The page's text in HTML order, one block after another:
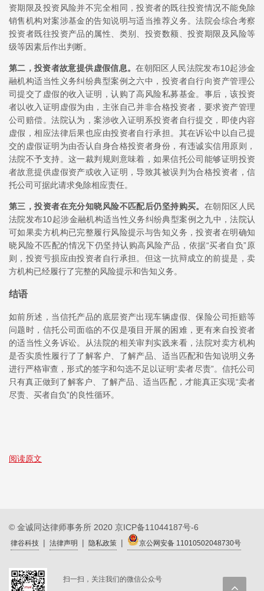
资期限及投资风险并不完全相同，投资者的既往投资情况不能免除
销售机构对案涉基金的告知说明与适当推荐义务。法院会综合考察
投资者既往投资产品的属性、类别、投资数额、投资期限及风险等
级等因素后作出判断。
第二，投资者故意提供虚假信息。在朝阳区人民法院发布10起涉金
融机构适当性义务纠纷典型案例之六中，投资者自行向资产管理公
司提交了虚假的收入证明，认购了高风险私募基金。事后，该投资
者以收入证明虚假为由，主张自己并非合格投资者，要求资产管理
公司赔偿。法院认为，案涉收入证明系投资者自行提交，即使内容
虚假，相应法律后果也应由投资者自行承担。其在诉讼中以自己提
交的虚假证明为由否认自身合格投资者身份，有违诚实信用原则，
法院不予支持。这一裁判规则意味着，如果信托公司能够证明投资
者故意提供虚假资产或收入证明，导致其被误判为合格投资者，信
托公司可据此请求免除相应责任。
第三，投资者在充分知晓风险不匹配后仍坚持购买。 在朝阳区人民
法院发布10起涉金融机构适当性义务纠纷典型案例之九中，法院认
可如果卖方机构已完整履行风险提示与告知义务，投资者在明确知
晓风险不匹配的情况下仍坚持认购高风险产品，依据“买者自负”原
则，投资亏损应由投资者自行承担。但这一抗辩成立的前提是，卖
方机构已经履行了完整的风险提示和告知义务。
结语
如前所述，当信托产品的底层资产出现车辆虚假、保险公司拒赔等
问题时，信托公司面临的不仅是项目开展的困难，更有来自投资者
的适当性义务诉讼。从法院的相关审判实践来看，法院对卖方机构
是否实质性履行了了解客户、了解产品、适当匹配和告知说明义务
进行严格审查，形式的签字和勾选不足以证明“卖者尽责”。信托公司
只有真正做到了解客户、了解产品、适当匹配，才能真正实现“卖者
尽责、买者自负”的良性循环。
阅读原文
© 金诚同达律师事务所 2020 京ICP备11044187号-6
律谷科技 | 法律声明 | 隐私政策 | 京公网安备 11010502048730号
扫一扫，关注我们的微信公众号